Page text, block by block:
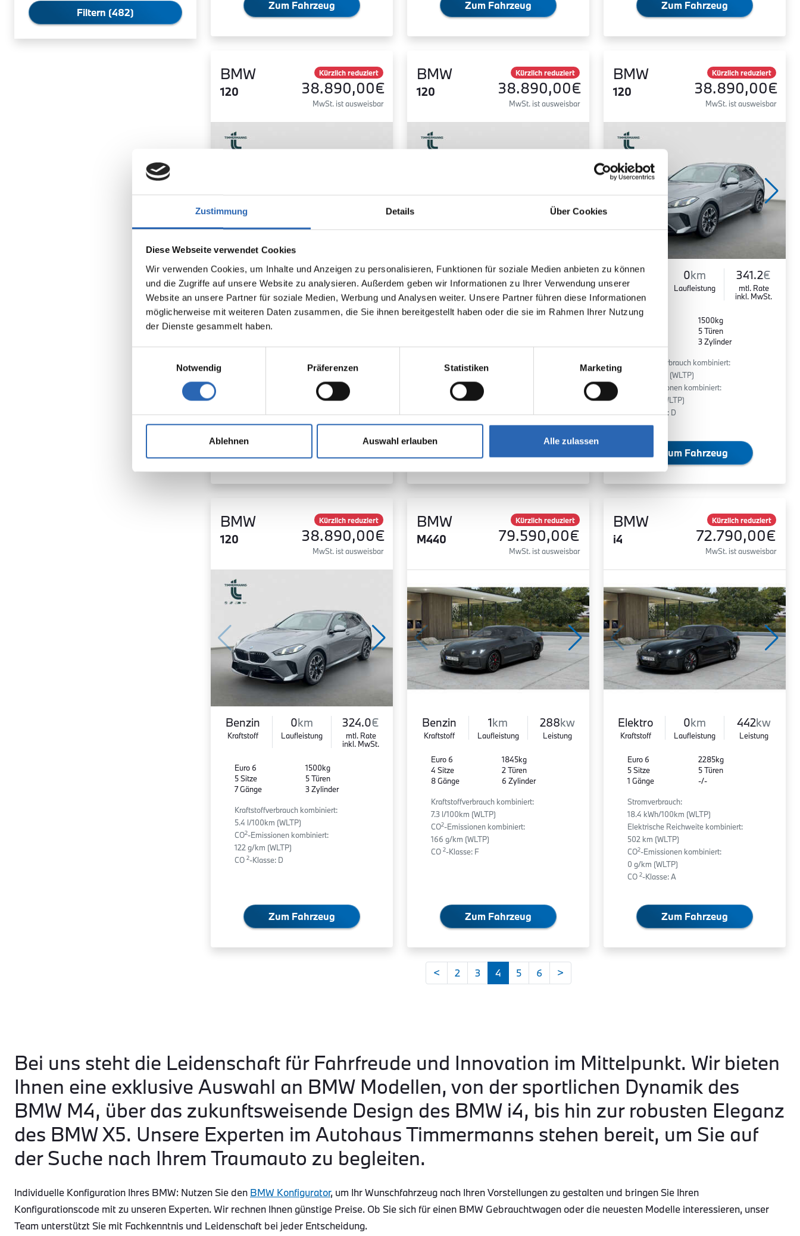
Zustimmung Details Über Cookies
Diese Webseite verwendet Cookies
Wir verwenden Cookies, um Inhalte und Anzeigen zu personalisieren, Funktionen für soziale Medien anbieten zu können
und die Zugriffe auf unsere Website zu analysieren. Außerdem geben wir Informationen zu Ihrer Verwendung unserer
Website an unsere Partner für soziale Medien, Werbung und Analysen weiter. Unsere Partner führen diese Informationen
möglicherweise mit weiteren Daten zusammen, die Sie ihnen bereitgestellt haben oder die sie im Rahmen Ihrer Nutzung
der Dienste gesammelt haben.
Notwendig
Präferenzen Statistiken Marketing
Ablehnen Auswahl erlauben Alle zulassen
Filtern (482)
Zum Fahrzeug Zum Fahrzeug Zum Fahrzeug
BMW
120
Kürzlich reduziert
38.890,00€
MwSt. ist ausweisbar
Benzin
Kraftstoff
0km
Laufleistung
324.0€
mtl. Rate
inkl. MwSt.
Euro 6
5 Sitze
Kraftstoffverbrauch kombiniert:
-Emissionen kombiniert:
CO -Klasse: D
BMW
120
Kürzlich reduziert
38.890,00€
MwSt. ist ausweisbar
Benzin
Kraftstoff
0km
Laufleistung
324.0€
mtl. Rate
inkl. MwSt.
Kraftstoffverbrauch kombiniert:
-Emissionen kombiniert:
122 g/km (WLTP)
CO -Klasse: D
BMW
120
Kürzlich reduziert
38.890,00€
MwSt. ist ausweisbar
Benzin
Kraftstoff
0km
Laufleistung
341.2€
mtl. Rate
inkl. MwSt.
Euro 6
1500kg
5 Türen
3 Zylinder
Kraftstoffverbrauch kombiniert:
5.4 l/100km (WLTP)
-Emissionen kombiniert:
122 g/km (WLTP)
CO -Klasse: D
Zum Fahrzeug
BMW
120
Kürzlich reduziert
38.890,00€
MwSt. ist ausweisbar
Benzin
Kraftstoff
0km
Laufleistung
324.0€
mtl. Rate
inkl. MwSt.
Euro 6
5 Sitze
7 Gänge
1500kg
5 Türen
3 Zylinder
Kraftstoffverbrauch kombiniert:
5.4 l/100km (WLTP)
CO2-Emissionen kombiniert:
122 g/km (WLTP)
CO 2-Klasse: D
Zum Fahrzeug
BMW
M440
Kürzlich reduziert
79.590,00€
MwSt. ist ausweisbar
Benzin
Kraftstoff
1km
Laufleistung
288kw
Leistung
Euro 6
4 Sitze
8 Gänge
1845kg
2 Türen
6 Zylinder
Kraftstoffverbrauch kombiniert:
7.3 l/100km (WLTP)
CO2-Emissionen kombiniert:
166 g/km (WLTP)
CO 2-Klasse: F
Zum Fahrzeug
BMW
i4
Kürzlich reduziert
72.790,00€
MwSt. ist ausweisbar
Elektro
Kraftstoff
0km
Laufleistung
442kw
Leistung
Euro 6
5 Sitze
1 Gänge
2285kg
5 Türen
-/-
Stromverbrauch:
18.4 kWh/100km (WLTP)
Elektrische Reichweite kombiniert:
502 km (WLTP)
CO2-Emissionen kombiniert:
0 g/km (WLTP)
CO 2-Klasse: A
Zum Fahrzeug
< 2 3 4 5 6 >
Bei uns steht die Leidenschaft für Fahrfreude und Innovation im Mittelpunkt. Wir bieten
Ihnen eine exklusive Auswahl an BMW Modellen, von der sportlichen Dynamik des
BMW M4, über das zukunftsweisende Design des BMW i4, bis hin zur robusten Eleganz
des BMW X5. Unsere Experten im Autohaus Timmermanns stehen bereit, um Sie auf
der Suche nach Ihrem Traumauto zu begleiten.
Individuelle Konfiguration Ihres BMW: Nutzen Sie den BMW Konfigurator, um Ihr Wunschfahrzeug nach Ihren Vorstellungen zu gestalten und bringen Sie Ihren
Konfigurationscode mit zu unseren Experten. Wir rechnen Ihnen günstige Preise. Ob Sie sich für einen BMW Gebrauchtwagen oder die neuesten Modelle interessieren, unser
Team unterstützt Sie mit Fachkenntnis und Leidenschaft bei jeder Entscheidung.